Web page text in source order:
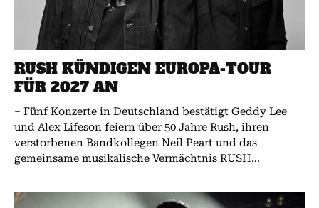
RUSH KÜNDIGEN EUROPA-TOUR
FÜR 2027 AN
– Fünf Konzerte in Deutschland bestätigt Geddy Lee
und Alex Lifeson feiern über 50 Jahre Rush, ihren
verstorbenen Bandkollegen Neil Peart und das
gemeinsame musikalische Vermächtnis RUSH...